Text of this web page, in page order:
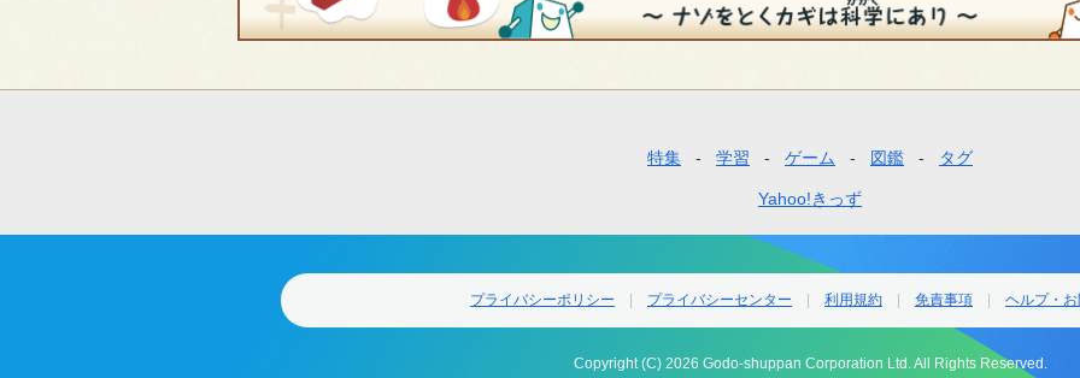
特集 学習 ゲーム 図鑑 タグ
Yahoo!きっず
プライバシーポリシー プライバシーセンター 利用規約 免責事項 ヘルプ・
Copyright (C) 2026 Godo-shuppan Corporation Ltd. All Rights Reserved.